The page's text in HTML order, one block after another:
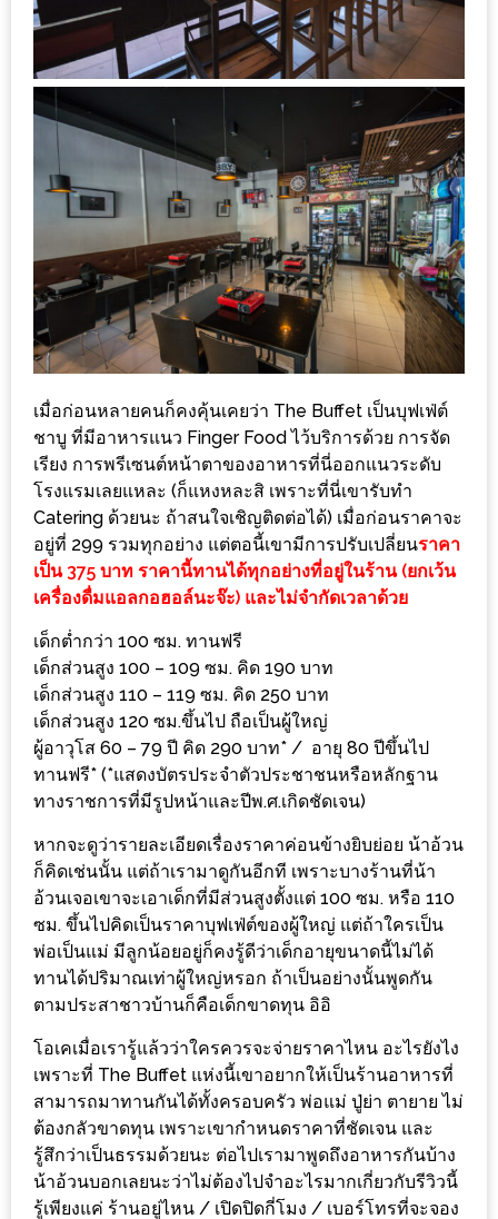
FARM
ที่
เอาชนะ
กรรมการ
THE
DISH
EVENT
ที่
ต้อง
ห้าม
พลาด
สำหรับ
ฤดู
หนาว
กับ
PING
FESTIVAL
2
–
ช็อป
ฟิน
กิน
เพลิน
HFG
E-
NEWS
SEAFOOD)
HOMEPRO
FAIR
2017
เชียงใหม่
เมื่อก่อนหลายคนก็คงคุ้นเคยว่า The Buffet เป็นบุฟเฟ่ต์
ชาบู ที่มีอาหารแนว Finger Food ไว้บริการด้วย การจัด
เรียง การพรีเซนต์หน้าตาของอาหารที่นี่ออกแนวระดับ
โรงแรมเลยแหละ (ก็แหงหละสิ เพราะที่นี่เขารับทำ
Catering ด้วยนะ ถ้าสนใจเชิญติดต่อได้) เมื่อก่อนราคาจะ
อยู่ที่ 299 รวมทุกอย่าง แต่ตอนี้เขามีการปรับเปลี่ยนราคา
เป็น 375 บาท ราคานี้ทานได้ทุกอย่างที่อยู่ในร้าน (ยกเว้น
เครื่องดื่มแอลกอฮอล์นะจ๊ะ) และไม่จำกัดเวลาด้วย
เด็กต่ำกว่า 100 ซม. ทานฟรี
เด็กส่วนสูง 100 – 109 ซม. คิด 190 บาท
เด็กส่วนสูง 110 – 119 ซม. คิด 250 บาท
เด็กส่วนสูง 120 ซม.ขึ้นไป ถือเป็นผู้ใหญ่
ผู้อาวุโส 60 – 79 ปี คิด 290 บาท* / อายุ 80 ปีขึ้นไป
ทานฟรี* (*แสดงบัตรประจำตัวประชาชนหรือหลักฐาน
ทางราชการที่มีรูปหน้าและปีพ.ศ.เกิดชัดเจน)
หากจะดูว่ารายละเอียดเรื่องราคาค่อนข้างยิบย่อย น้าอ้วน
ก็คิดเช่นนั้น แต่ถ้าเรามาดูกันอีกที เพราะบางร้านที่น้า
อ้วนเจอเขาจะเอาเด็กที่มีส่วนสูงตั้งแต่ 100 ซม. หรือ 110
ซม. ขึ้นไปคิดเป็นราคาบุฟเฟ่ต์ของผู้ใหญ่ แต่ถ้าใครเป็น
พ่อเป็นแม่ มีลูกน้อยอยู่ก็คงรู้ดีว่าเด็กอายุขนาดนี้ไม่ได้
ทานได้ปริมาณเท่าผู้ใหญ่หรอก ถ้าเป็นอย่างนั้นพูดกัน
ตามประสาชาวบ้านก็คือเด็กขาดทุน อิอิ
โอเคเมื่อเรารู้แล้วว่าใครควรจะจ่ายราคาไหน อะไรยังไง
เพราะที่ The Buffet แห่งนี้เขาอยากให้เป็นร้านอาหารที่
สามารถมาทานกันได้ทั้งครอบครัว พ่อแม่ ปู่ย่า ตายาย ไม่
ต้องกลัวขาดทุน เพราะเขากำหนดราคาที่ชัดเจน และ
รู้สึกว่าเป็นธรรมด้วยนะ ต่อไปเรามาพูดถึงอาหารกันบ้าง
น้าอ้วนบอกเลยนะว่าไม่ต้องไปจำอะไรมากเกี่ยวกับรีวิวนี้
รู้เพียงแค่ ร้านอยู่ไหน / เปิดปิดกี่โมง / เบอร์โทรที่จะจอง